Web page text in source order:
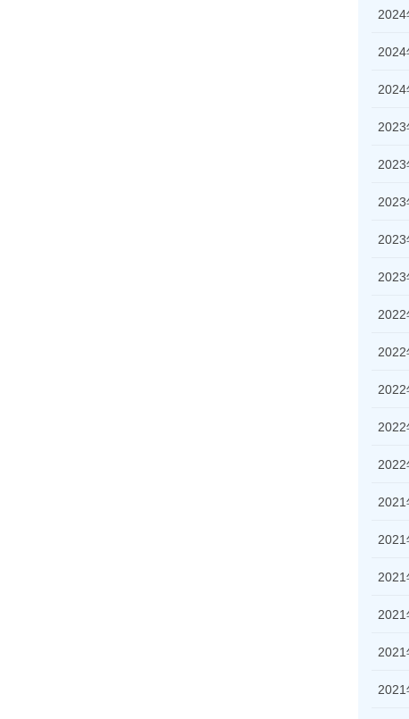
2024
2024
2024
2023
2023
2023
2023
2023
2022
2022
2022
2022
2022
2021
2021
2021
2021
2021
2021